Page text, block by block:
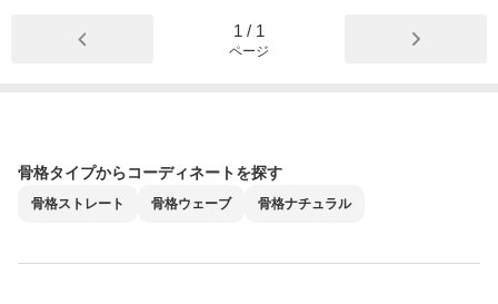
1 / 1
ページ
骨格タイプからコーディネートを探す
骨格ストレート 骨格ウェーブ 骨格ナチュラル